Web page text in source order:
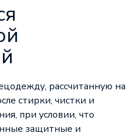
рассчитанную на
стирки, чистки и
при условии, что
защитные и